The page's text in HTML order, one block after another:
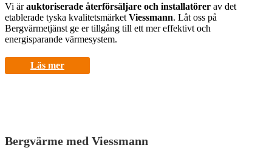
Vi ärauktoriserade återförsäljare och installatörer av det
etablerade tyska kvalitetsmärket Viessmann. Låt oss på
Bergvärmetjänst ge er tillgång till ett mer effektivt och
energisparande värmesystem.
Läs mer
Bergvärme med Viessmann